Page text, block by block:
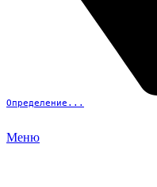
Определение...
Меню